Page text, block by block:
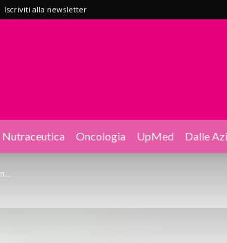
Iscriviti alla newsletter
Nutraceutica Oncologia UpMed Dalle